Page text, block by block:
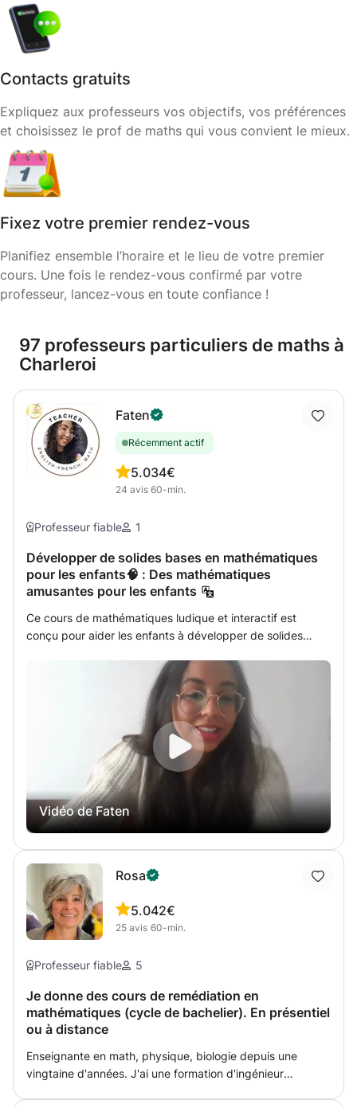
Contacts gratuits
Expliquez aux professeurs vos objectifs, vos préférences
et choisissez le prof de maths qui vous convient le mieux.
Fixez votre premier rendez-vous
Planifiez ensemble l’horaire et le lieu de votre premier
cours. Une fois le rendez-vous confirmé par votre
professeur, lancez-vous en toute confiance !
97 professeurs particuliers de maths à
Charleroi
Faten
Récemment actif
5.0
24 avis
34€
60-min.
Professeur fiable 1
Développer de solides bases en mathématiques
pour les enfants🧠 : Des mathématiques
amusantes pour les enfants
Ce cours de mathématiques ludique et interactif est
conçu pour aider les enfants à développer de solides
s'amusant ! À travers des jeux, des exemples concrets et
des explications faciles à comprendre, les élèves
exploreront des notions mathématiques essentielles telles
que l'addition, la soustraction, la multiplication, la division,
les fractions et la résolution de problèmes. Chaque leçon
est adaptée au niveau et au rythme d'apprentissage de
l'enfant, stimulant sa curiosité, son esprit critique et son
goût pour les chiffres. Mon objectif est de rendre les
mathématiques simples, captivantes et enrichissantes
pour chaque élève. Que votre enfant ait besoin d'aide
de l'avance, ce cours offre l'équilibre parfait entre
apprentissage et divertissement !
Vidéo de Faten
Rosa
5.0
25 avis
42€
60-min.
Professeur fiable 5
Je donne des cours de remédiation en
mathématiques (cycle de bachelier). En présentiel
ou à distance
Enseignante en math, physique, biologie depuis une
vingtaine d'années. J'ai une formation d'ingénieur